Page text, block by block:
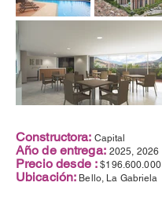
Constructora: Capital
Año de entrega: 2025, 2026
Precio desde : $196.600.000
Ubicación: Bello, La Gabriela